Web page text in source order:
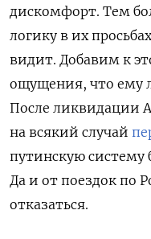
дискомфорт. Тем
логику в их
видит. Добавим к
ощущения, что ему
После ликвидации
на всякий случай
путинскую систему
Да и от поездок по
отказаться.